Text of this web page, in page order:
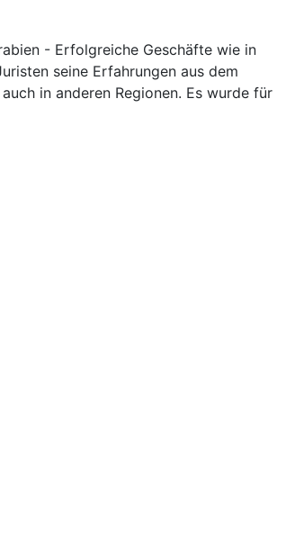
- Erfolgreiche Geschäfte wie in
seine Erfahrungen aus dem
in anderen Regionen. Es wurde für